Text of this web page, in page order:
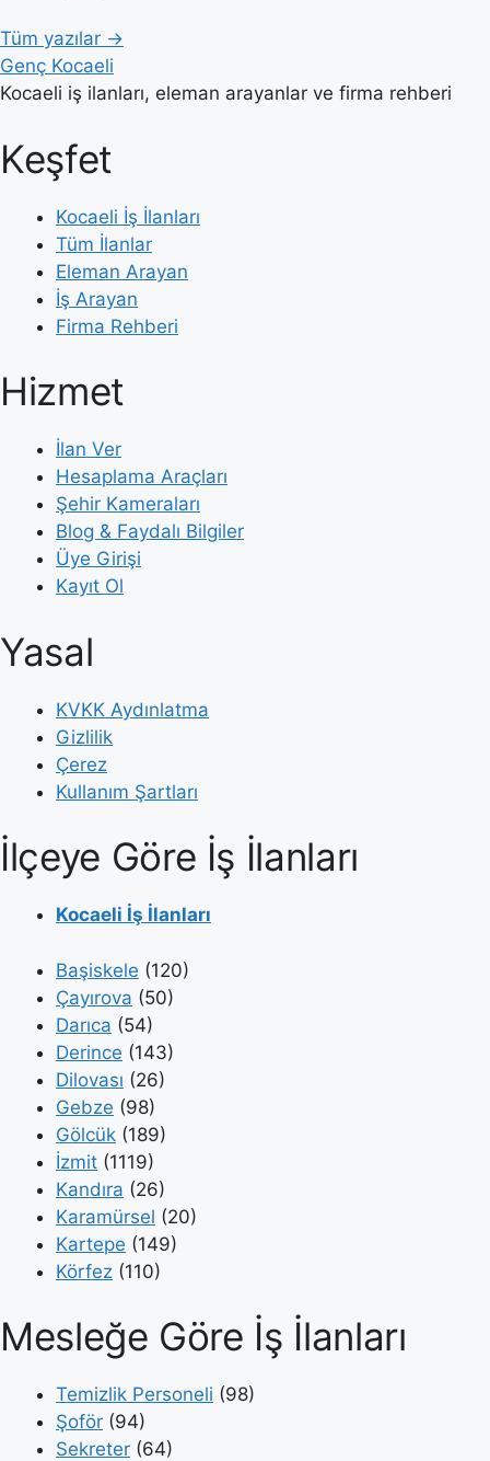
Tüm yazılar →
Genç Kocaeli
Kocaeli iş ilanları, eleman arayanlar ve firma rehberi
Keşfet
Kocaeli İş İlanları
Tüm İlanlar
Eleman Arayan
İş Arayan
Firma Rehberi
Hizmet
İlan Ver
Hesaplama Araçları
Şehir Kameraları
Blog & Faydalı Bilgiler
Üye Girişi
Kayıt Ol
Yasal
KVKK Aydınlatma
Gizlilik
Çerez
Kullanım Şartları
İlçeye Göre İş İlanları
Kocaeli İş İlanları
Başiskele (120)
Çayırova (50)
Darıca (54)
Derince (143)
Dilovası (26)
Gebze (98)
Gölcük (189)
İzmit (1119)
Kandıra (26)
Karamürsel (20)
Kartepe (149)
Körfez (110)
Mesleğe Göre İş İlanları
Temizlik Personeli (98)
Şoför (94)
Sekreter (64)